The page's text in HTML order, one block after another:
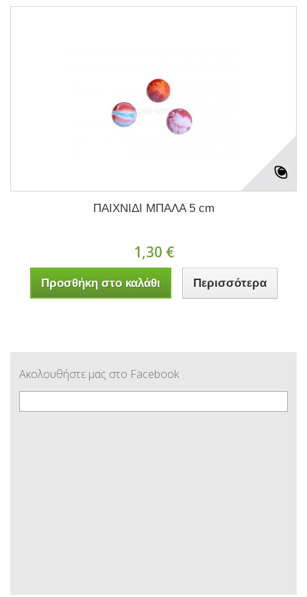
ΠΑΙΧΝΙΔΙ ΜΠΑΛΑ 5 cm
1,30 €
Προσθήκη στο καλάθι Περισσότερα
Ακολουθήστε μας στο Facebook